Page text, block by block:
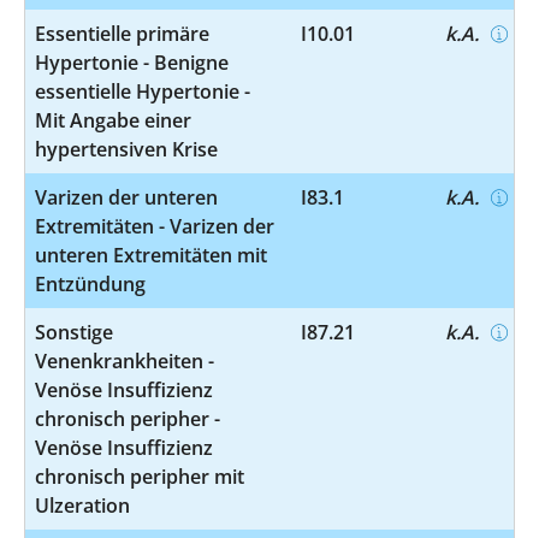
Essentielle primäre
Hypertonie - Benigne
essentielle Hypertonie -
Mit Angabe einer
hypertensiven Krise
I10.01 k.A.
Varizen der unteren
Extremitäten - Varizen der
unteren Extremitäten mit
Entzündung
I83.1 k.A.
Sonstige
Venenkrankheiten -
Venöse Insuffizienz
chronisch peripher -
Venöse Insuffizienz
chronisch peripher mit
Ulzeration
I87.21 k.A.